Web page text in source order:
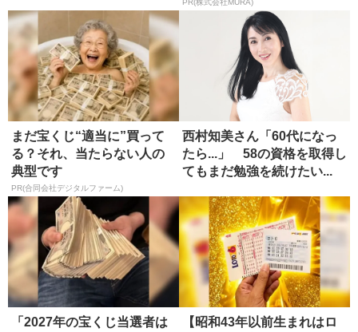
る方...
PR(株式会社MURA)
まだ宝くじ“適当に”買って
る？それ、当たらない人の
典型です
PR(合同会社デジタルファーム)
西村知美さん「60代になっ
たら...」 58の資格を取得し
てもまだ勉強を続けたい...
「2027年の宝くじ当選者は
【昭和43年以前生まれはロ